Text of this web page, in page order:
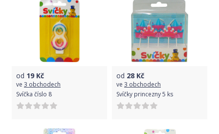
od 19 Kč
ve 3 obchodech
Svíčka číslo 8
od 28 Kč
ve 3 obchodech
Svíčky princezny 5 ks